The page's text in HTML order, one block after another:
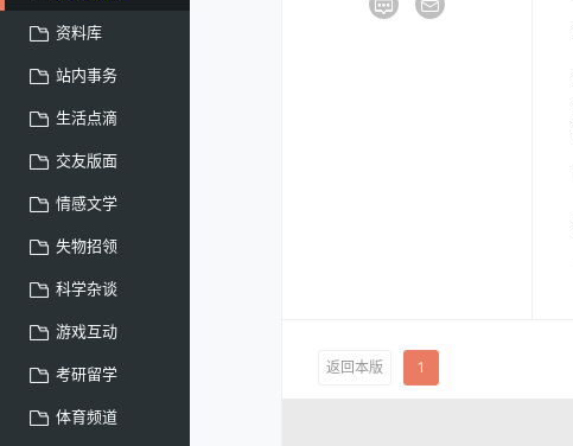
资料库
站内事务
生活点滴
交友版面
情感文学
失物招领
科学杂谈
游戏互动
考研留学
体育频道
返回本版 1